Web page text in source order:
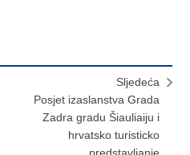
Sljedeća
Posjet izaslanstva Grada
Zadra gradu Šiauliaiju i
hrvatsko turisticko
predstavljanje